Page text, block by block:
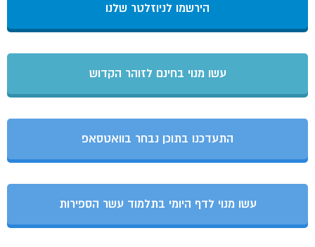
הירשמו לניוזלטר שלנו
עשו מנוי בחינם לזוהר הקדוש
התעדכנו בתוכן נבחר בוואטסאפ
עשו מנוי לדף היומי בתלמוד עשר הספירות